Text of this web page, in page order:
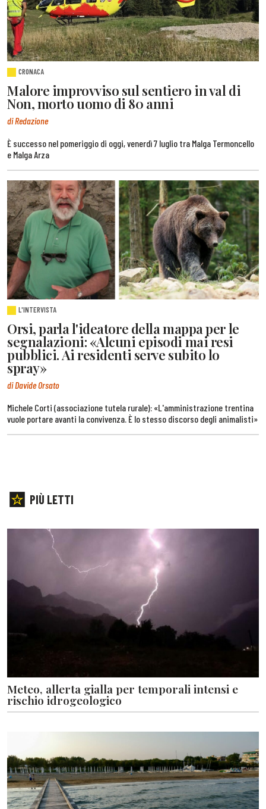
CRONACA
Malore improvviso sul sentiero in val di
Non, morto uomo di 80 anni
di Redazione
È successo nel pomeriggio di oggi, venerdì 7 luglio tra Malga Termoncello
e Malga Arza
L'INTERVISTA
Orsi, parla l'ideatore della mappa per le
segnalazioni: «Alcuni episodi mai resi
pubblici. Ai residenti serve subito lo
spray»
di Davide Orsato
Michele Corti (associazione tutela rurale): «L'amministrazione trentina
vuole portare avanti la convivenza. È lo stesso discorso degli animalisti»
PIÙ LETTI
Meteo, allerta gialla per temporali intensi e
rischio idrogeologico